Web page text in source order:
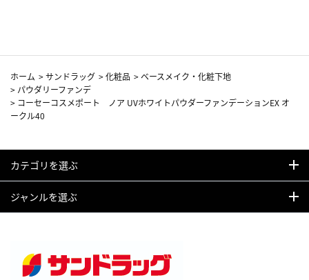
ホーム >サンドラッグ >化粧品 >ベースメイク・化粧下地
> パウダリーファンデ
> コーセーコスメポート ノア UVホワイトパウダーファンデーションEX オ
ークル40
カテゴリを選ぶ
ジャンルを選ぶ